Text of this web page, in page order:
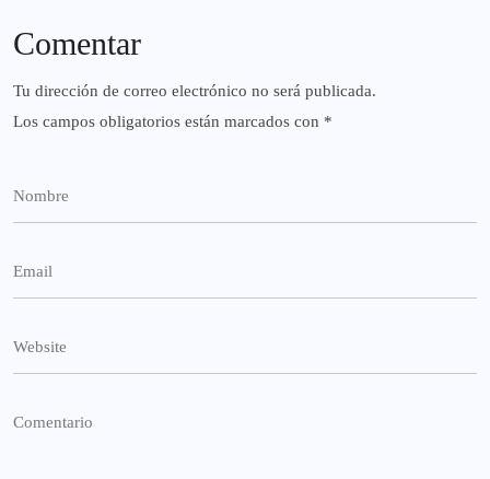
Comentar
Tu dirección de correo electrónico no será publicada.
Los campos obligatorios están marcados con *